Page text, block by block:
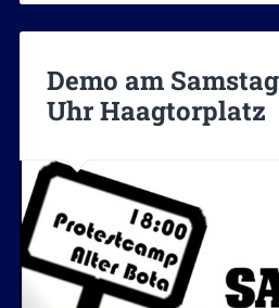
Demo am
Uhr Haagtorplatz